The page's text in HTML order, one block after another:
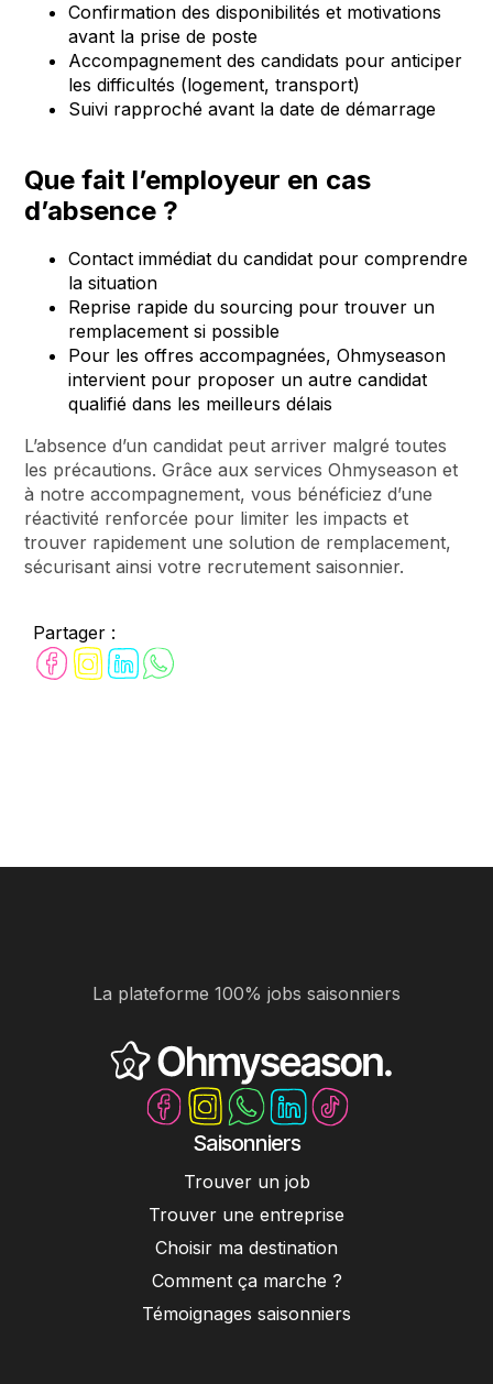
Partager :
Confirmation des disponibilités et motivations
avant la prise de poste
Accompagnement des candidats pour anticiper
les difficultés (logement, transport)
Suivi rapproché avant la date de démarrage
Que fait l’employeur en cas
d’absence ?
Contact immédiat du candidat pour comprendre
la situation
Reprise rapide du sourcing pour trouver un
remplacement si possible
Pour les offres accompagnées, Ohmyseason
intervient pour proposer un autre candidat
qualifié dans les meilleurs délais
L’absence d’un candidat peut arriver malgré toutes
les précautions. Grâce aux services Ohmyseason et
à notre accompagnement, vous bénéficiez d’une
réactivité renforcée pour limiter les impacts et
trouver rapidement une solution de remplacement,
sécurisant ainsi votre recrutement saisonnier.
La plateforme 100% jobs saisonniers
Saisonniers
Trouver un job
Trouver une entreprise
Choisir ma destination
Comment ça marche ?
Témoignages saisonniers